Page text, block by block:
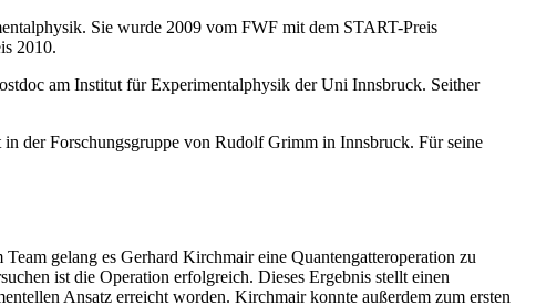
Sie wurde 2009 vom FWF mit dem START-Preis
2010.
am Institut für Experimentalphysik der Uni Innsbruck. Seither
der Forschungsgruppe von Rudolf Grimm in Innsbruck. Für seine
gelang es Gerhard Kirchmair eine Quantengatteroperation zu
ist die Operation erfolgreich. Dieses Ergebnis stellt einen
Ansatz erreicht worden. Kirchmair konnte außerdem zum ersten